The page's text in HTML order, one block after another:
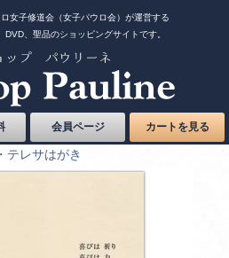
女子修道会（女子パウロ会）が運営する
DVD、聖品のショッピングサイトです。
会員ページ カートを見る
テレサはがき